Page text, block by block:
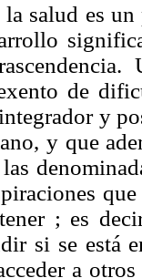
salud es
de
y
y que
; es
si se está
a